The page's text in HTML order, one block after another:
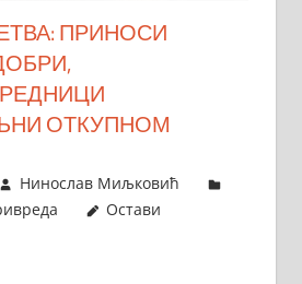
ПРИНОСИ
ОТКУПНОМ
Нинослав Миљковић
Остави